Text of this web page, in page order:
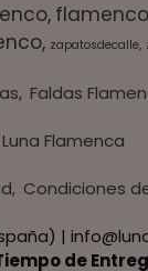
zapatosdecalle
Faldas
Luna Flamenca
Condiciones
|
de